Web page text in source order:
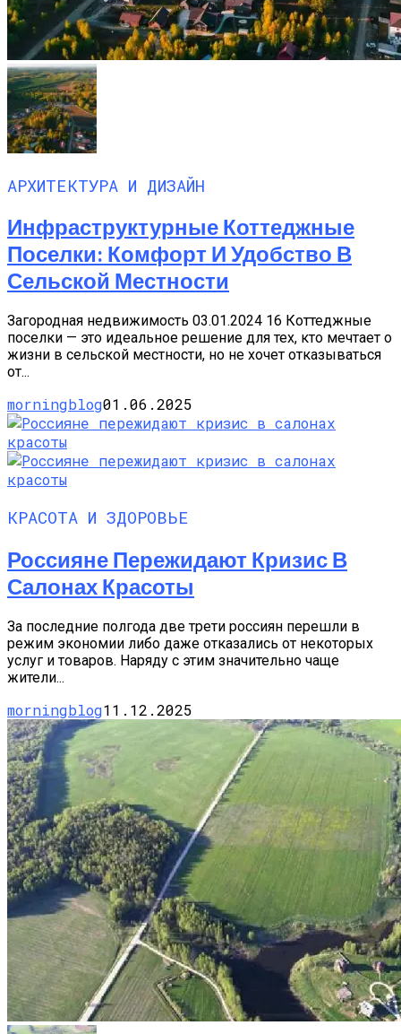
АРХИТЕКТУРА И ДИЗАЙН
Инфраструктурные Коттеджные
Поселки: Комфорт И Удобство В
Сельской Местности
Загородная недвижимость 03.01.2024 16 Коттеджные
поселки — это идеальное решение для тех, кто мечтает о
жизни в сельской местности, но не хочет отказываться
от...
morningblog01.06.2025
КРАСОТА И ЗДОРОВЬЕ
Россияне Пережидают Кризис В
Салонах Красоты
За последние полгода две трети россиян перешли в
режим экономии либо даже отказались от некоторых
услуг и товаров. Наряду с этим значительно чаще
жители...
morningblog11.12.2025